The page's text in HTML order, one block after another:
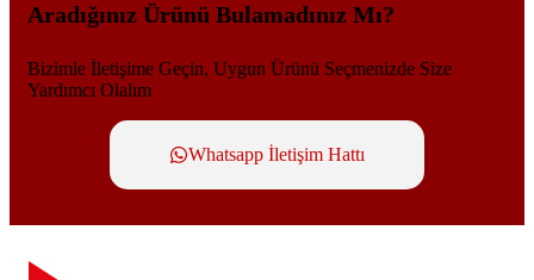
Aradığınız Ürünü Bulamadınız Mı?
Bizimle İletişime Geçin, Uygun Ürünü Seçmenizde Size
Yardımcı Olalım
Whatsapp İletişim Hattı